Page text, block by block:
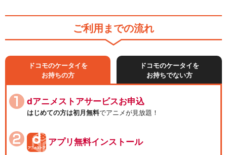
ご利用までの流れ
ドコモのケータイを
お持ちの方
ドコモのケータイを
お持ちでない方
dアニメストアサービスお申込
はじめての方は初月無料でアニメが見放題！
アプリ無料インストール